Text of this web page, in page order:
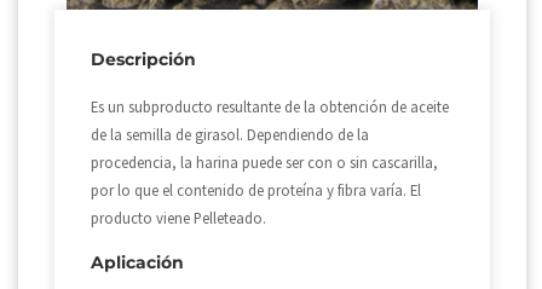
Descripción
Es un subproducto resultante de la obtención de aceite
de la semilla de girasol. Dependiendo de la
procedencia, la harina puede ser con o sin cascarilla,
por lo que el contenido de proteína y fibra varía. El
producto viene Pelleteado.
Aplicación